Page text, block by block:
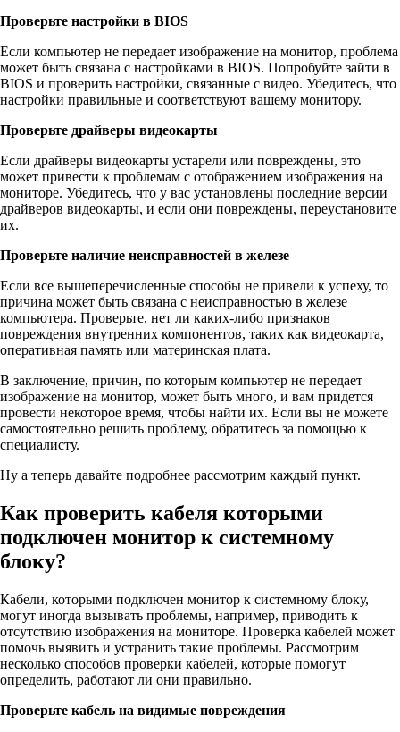
Проверьте настройки в BIOS
Если компьютер не передает изображение на монитор, проблема
может быть связана с настройками в BIOS. Попробуйте зайти в
BIOS и проверить настройки, связанные с видео. Убедитесь, что
настройки правильные и соответствуют вашему монитору.
Проверьте драйверы видеокарты
Если драйверы видеокарты устарели или повреждены, это
может привести к проблемам с отображением изображения на
мониторе. Убедитесь, что у вас установлены последние версии
драйверов видеокарты, и если они повреждены, переустановите
их.
Проверьте наличие неисправностей в железе
Если все вышеперечисленные способы не привели к успеху, то
причина может быть связана с неисправностью в железе
компьютера. Проверьте, нет ли каких-либо признаков
повреждения внутренних компонентов, таких как видеокарта,
оперативная память или материнская плата.
В заключение, причин, по которым компьютер не передает
изображение на монитор, может быть много, и вам придется
провести некоторое время, чтобы найти их. Если вы не можете
самостоятельно решить проблему, обратитесь за помощью к
специалисту.
Ну а теперь давайте подробнее рассмотрим каждый пункт.
Как проверить кабеля которыми
подключен монитор к системному
блоку?
Кабели, которыми подключен монитор к системному блоку,
могут иногда вызывать проблемы, например, приводить к
отсутствию изображения на мониторе. Проверка кабелей может
помочь выявить и устранить такие проблемы. Рассмотрим
несколько способов проверки кабелей, которые помогут
определить, работают ли они правильно.
Проверьте кабель на видимые повреждения